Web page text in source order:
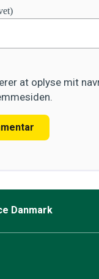
at oplyse mit
Danmark